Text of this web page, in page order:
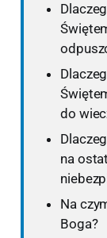
do
na
Na
Boga?